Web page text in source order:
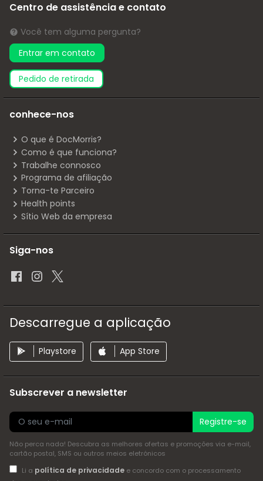
Centro de assistência e contato
Você tem alguma pergunta?
Entrar em contato
pedido de retirada
conhece-nos
O que é DocMorris?
Como é que funciona?
Trabalhe connosco
Programa de afiliação
Torna-te Parceiro
Health points
Sítio Web da empresa
Siga-nos
Descarregue a aplicação
Playstore App Store
Subscrever a newsletter
Registre-se
Não perca nada! Descubra as melhores ofertas e promoções via e-mail,
cartão postal, SMS ou outros meios eletrónicos
Li a política de privacidadee concordo com o processamento